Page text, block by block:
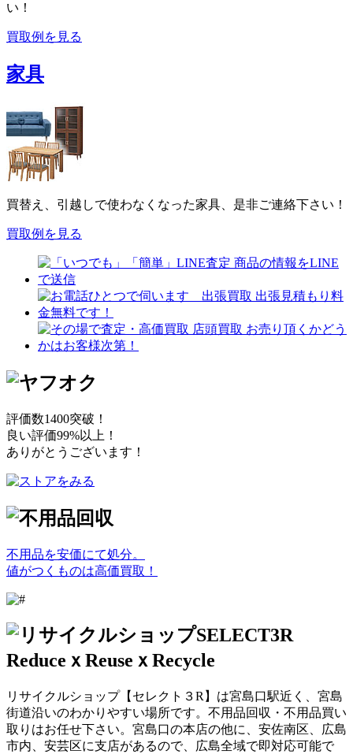
い！
買取例を見る
家具
買替え、引越しで使わなくなった家具、是非ご連絡下さい！
買取例を見る
評価数1400突破！
良い評価99%以上！
ありがとうございます！
不用品を安価にて処分。
値がつくものは高価買取！
リサイクルショップ【セレクト３R】は宮島口駅近く、宮島
街道沿いのわかりやすい場所です。不用品回収・不用品買い
取りはお任せ下さい。宮島口の本店の他に、安佐南区、広島
市内、安芸区に支店があるので、広島全域で即対応可能で